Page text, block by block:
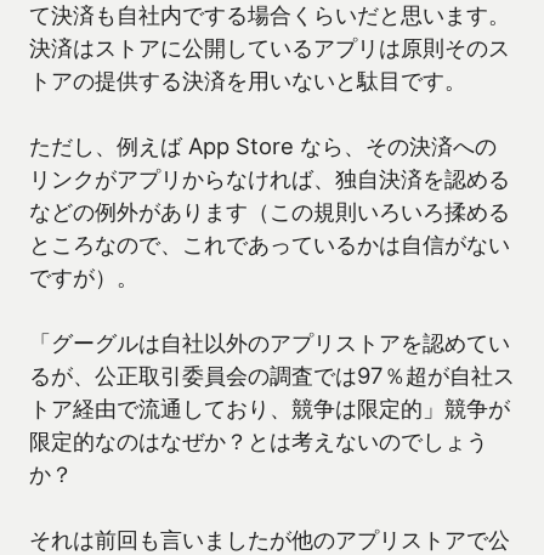
て決済も自社内でする場合くらいだと思います。
決済はストアに公開しているアプリは原則そのス
トアの提供する決済を用いないと駄目です。
ただし、例えば App Store なら、その決済への
リンクがアプリからなければ、独自決済を認める
などの例外があります（この規則いろいろ揉める
ところなので、これであっているかは自信がない
ですが）。
「グーグルは自社以外のアプリストアを認めてい
るが、公正取引委員会の調査では97％超が自社ス
トア経由で流通しており、競争は限定的」競争が
限定的なのはなぜか？とは考えないのでしょう
か？
それは前回も言いましたが他のアプリストアで公